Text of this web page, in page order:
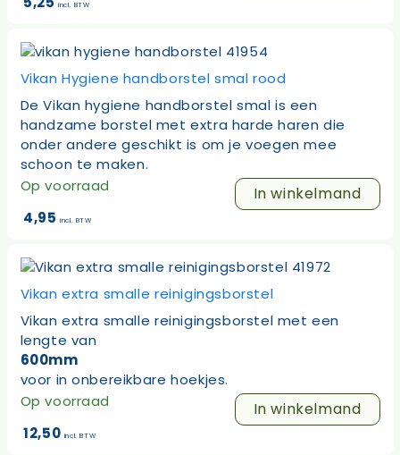
incl. BTW
Vikan Hygiene handborstel smal rood
De Vikan hygiene handborstel smal is een
handzame borstel met extra harde haren die
onder andere geschikt is om je voegen mee
schoon te maken.
Op voorraad
In winkelmand
4,95 incl. BTW
Vikan extra smalle reinigingsborstel
Vikan extra smalle reinigingsborstel met een
lengte van
600mm
voor in onbereikbare hoekjes.
Op voorraad
In winkelmand
12,50 incl. BTW